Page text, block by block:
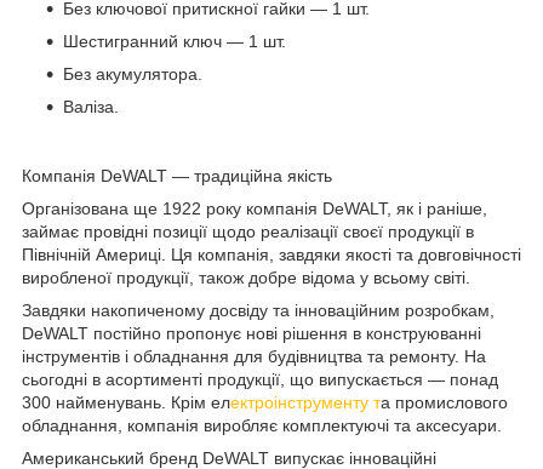
Без ключової притискної гайки — 1 шт.
Шестигранний ключ — 1 шт.
Без акумулятора.
Валіза.
Компанія DeWALT — традиційна якість
Організована ще 1922 року компанія DeWALT, як і раніше,
займає провідні позиції щодо реалізації своєї продукції в
Північній Америці. Ця компанія, завдяки якості та довговічності
виробленої продукції, також добре відома у всьому світі.
Завдяки накопиченому досвіду та інноваційним розробкам,
DeWALT постійно пропонує нові рішення в конструюванні
інструментів і обладнання для будівництва та ремонту. На
сьогодні в асортименті продукції, що випускається — понад
300 найменувань. Крім електроінструменту та промислового
обладнання, компанія виробляє комплектуючі та аксесуари.
Американський бренд DeWALT випускає інноваційні